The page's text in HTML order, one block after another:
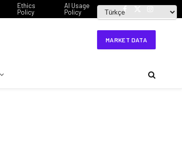
Ethics
Policy
AI Usage
Policy
Facebook
X
Instagram
MARKET DATA